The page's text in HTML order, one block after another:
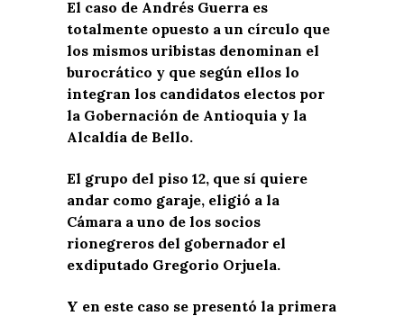
El caso de Andrés Guerra es
totalmente opuesto a un círculo que
los mismos uribistas denominan el
burocrático y que según ellos lo
integran los candidatos electos por
la Gobernación de Antioquia y la
Alcaldía de Bello.
El grupo del piso 12, que sí quiere
andar como garaje, eligió a la
Cámara a uno de los socios
rionegreros del gobernador el
exdiputado Gregorio Orjuela.
Y en este caso se presentó la primera